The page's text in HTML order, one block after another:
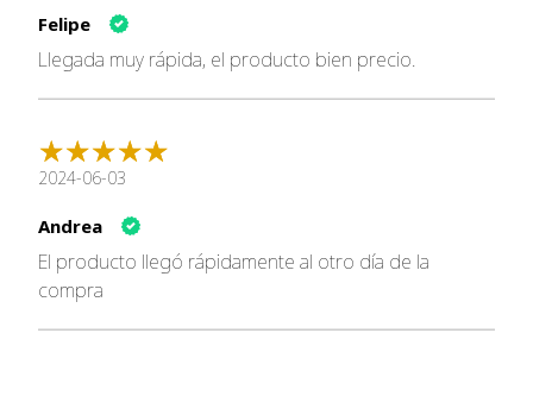
Ingredientes Principales
Pollo
Grasa de Pollo
Arroz Cervecero
Proteína de Guisante
Producto de Huevo
Sabor a Hígado de Pollo
Felipe
Llegada muy rápida, el producto bien precio.
2024-06-03
Andrea
El producto llegó rápidamente al otro día de la
compra